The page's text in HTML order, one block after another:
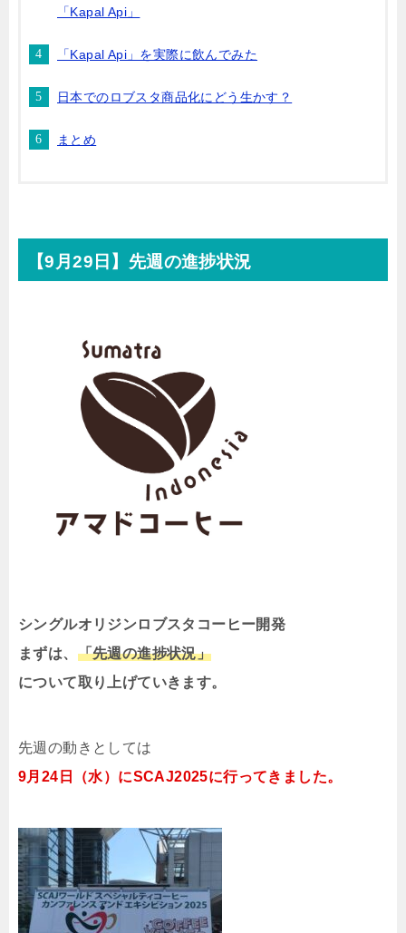
「Kapal Api」
「Kapal Api」を実際に飲んでみた
日本でのロブスタ商品化にどう生かす？
まとめ
【9月29日】先週の進捗状況
シングルオリジンロブスタコーヒー開発
まずは、 「先週の進捗状況」
について取り上げていきます。
先週の動きとしては
9月24日（水）にSCAJ2025に行ってきました。